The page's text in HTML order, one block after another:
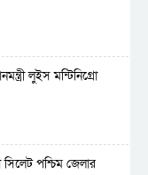
লুইস মন্টিনিগ্রো
সিলেট পশ্চিম জেলার